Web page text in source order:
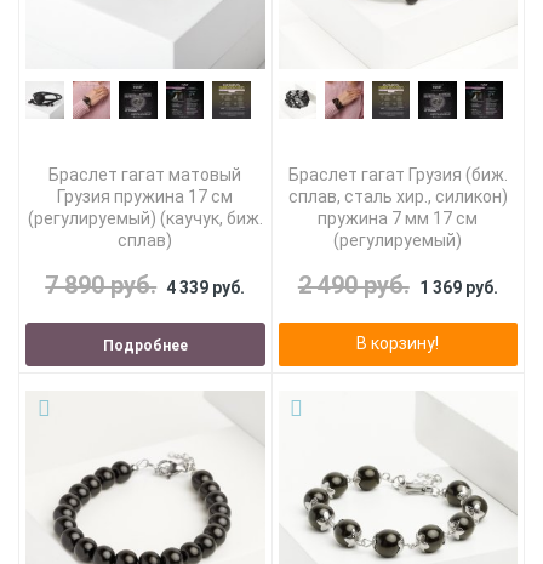
Браслет гагат матовый
Грузия пружина 17 см
(регулируемый) (каучук, биж.
сплав)
7 890 руб. 4 339 руб.
Подробнее
Браслет гагат Грузия (биж.
сплав, сталь хир., силикон)
пружина 7 мм 17 см
(регулируемый)
2 490 руб. 1 369 руб.
В корзину!